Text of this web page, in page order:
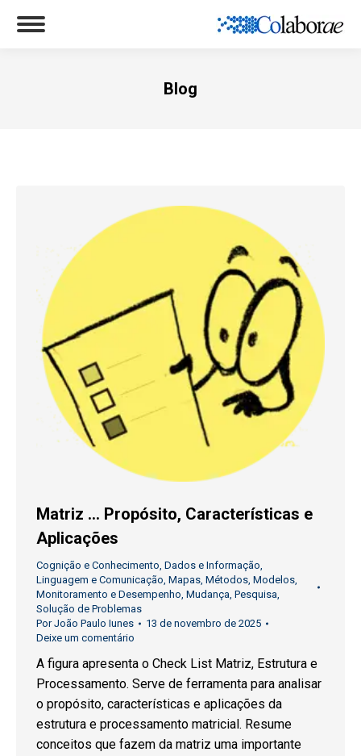
Blog
Matriz … Propósito, Características e
Aplicações
Cognição e Conhecimento, Dados e Informação,
Linguagem e Comunicação, Mapas, Métodos, Modelos,
Monitoramento e Desempenho, Mudança, Pesquisa,
Solução de Problemas
PorJoão Paulo Iunes
13 de novembro de 2025
Deixe um comentário
A figura apresenta o Check List Matriz, Estrutura e
Processamento. Serve de ferramenta para analisar
o propósito, características e aplicações da
estrutura e processamento matricial. Resume
conceitos que fazem da matriz uma importante